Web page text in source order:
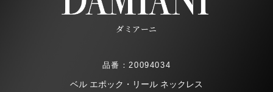
ダミアーニ
品番：20094034
ベル エポック・リール ネックレス